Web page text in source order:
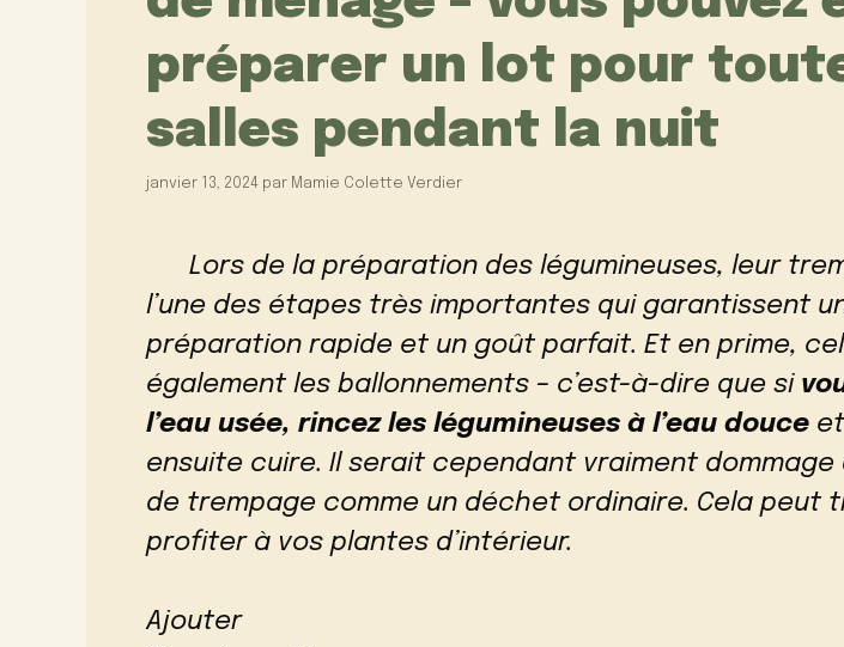
préparer un lot pour
salles pendant la nuit
janvier 13, 2024 par Mamie Colette Verdier
Lors de la préparation des légumineuses, leur
l’une des étapes très importantes qui garantissent
préparation rapide et un goût parfait. Et en prime,
également les ballonnements – c’est-à-dire que si
l’eau usée, rincez les légumineuses à l’eau douce
ensuite cuire. Il serait cependant vraiment dommage
de trempage comme un déchet ordinaire. Cela peut
profiter à vos plantes d’intérieur.
Ajouter